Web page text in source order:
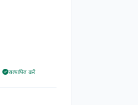
सत्यापित करें